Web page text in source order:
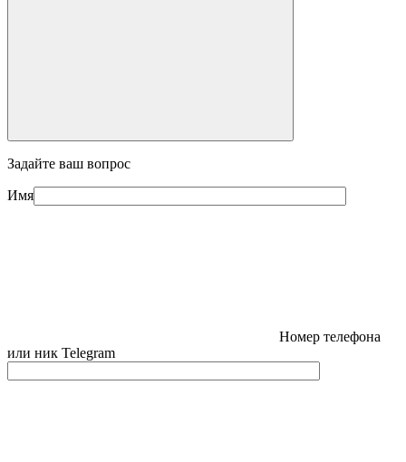
Задайте ваш вопрос
Имя
Номер телефона
или ник Telegram